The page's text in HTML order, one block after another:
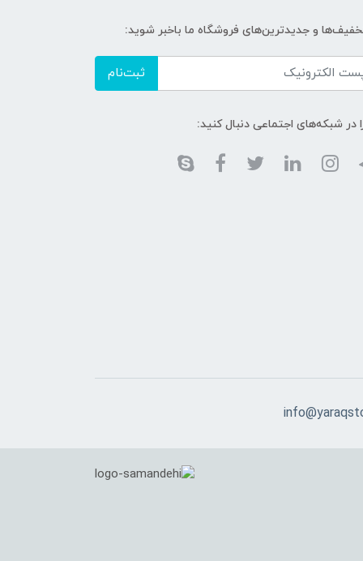
و جدیدترین‌های فروشگاه ما باخبر شوید:
ثبت‌نام
در شبکه‌های اجتماعی دنبال کنید: